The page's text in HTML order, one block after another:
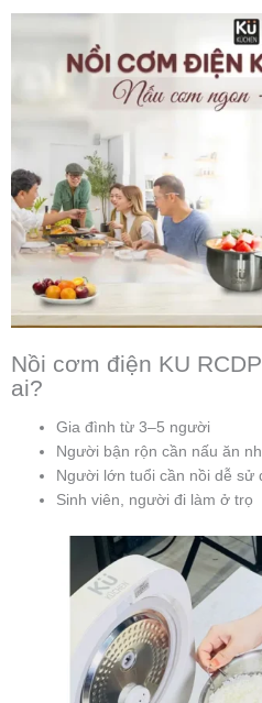
Nồi cơm điện KU
ai?
Gia đình từ 3–5 người
Người bận rộn cần nấu ăn
Người lớn tuổi cần nồi dễ sử
Sinh viên, người đi làm ở trọ